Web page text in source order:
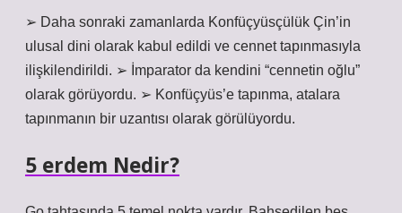
➢ Daha sonraki zamanlarda Konfüçyüsçülük Çin’in
ulusal dini olarak kabul edildi ve cennet tapınmasıyla
ilişkilendirildi. ➢ İmparator da kendini “cennetin oğlu”
olarak görüyordu. ➢ Konfüçyüs’e tapınma, atalara
tapınmanın bir uzantısı olarak görülüyordu.
5 erdem Nedir?